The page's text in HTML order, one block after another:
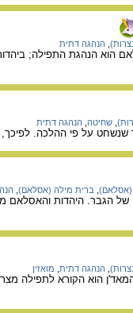
הנהגה דתית
הוא הנהגת התפילה;
שחיטה הנהגה דתית
על פי ההלכה.
(אסלאם) ברית מילה (אסלאם)
הגבר. היהדות והאסלאם
הנהגה דתית מואזין
הוא הקורא לתפילה